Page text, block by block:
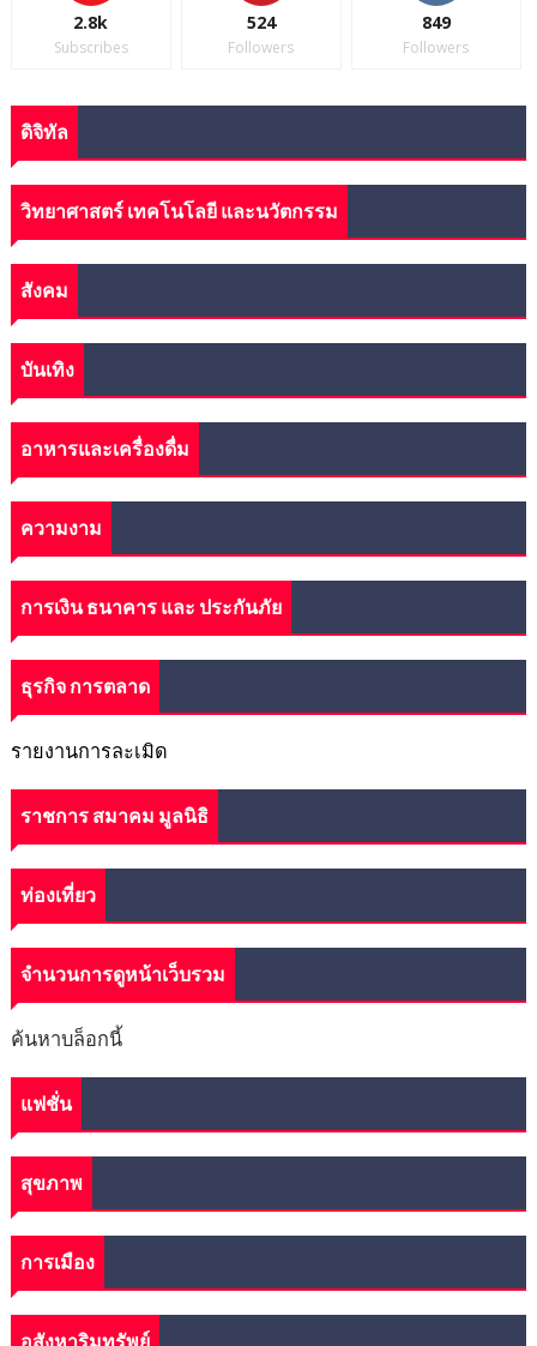
2.8k
Subscribes
524
Followers
849
Followers
ดิจิทัล
วิทยาศาสตร์ เทคโนโลยี และนวัตกรรม
สังคม
บันเทิง
อาหารและเครื่องดื่ม
ความงาม
การเงิน ธนาคาร และ ประกันภัย
ธุรกิจ การตลาด
รายงานการละเมิด
ราชการ สมาคม มูลนิธิ
ท่องเที่ยว
จำนวนการดูหน้าเว็บรวม
ค้นหาบล็อกนี้
แฟชั่น
สุขภาพ
การเมือง